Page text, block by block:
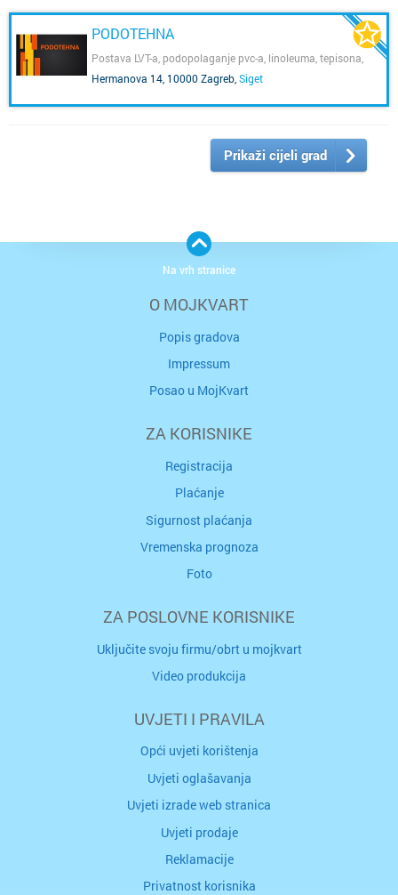
PODOTEHNA
Postava LVT-a, podopolaganje pvc-a, linoleuma, tepisona,
tepison kocki i niveliranje masom za izravnavanje
Hermanova 14, 10000 Zagreb Siget
Prikaži cijeli grad
O MOJKVART
Popis gradova
Impressum
Posao u MojKvart
ZA KORISNIKE
Registracija
Plaćanje
Sigurnost plaćanja
Vremenska prognoza
Foto
ZA POSLOVNE KORISNIKE
Uključite svoju firmu/obrt u mojkvart
Video produkcija
UVJETI I PRAVILA
Opći uvjeti korištenja
Uvjeti oglašavanja
Uvjeti izrade web stranica
Uvjeti prodaje
Reklamacije
Privatnost korisnika
Na vrh stranice